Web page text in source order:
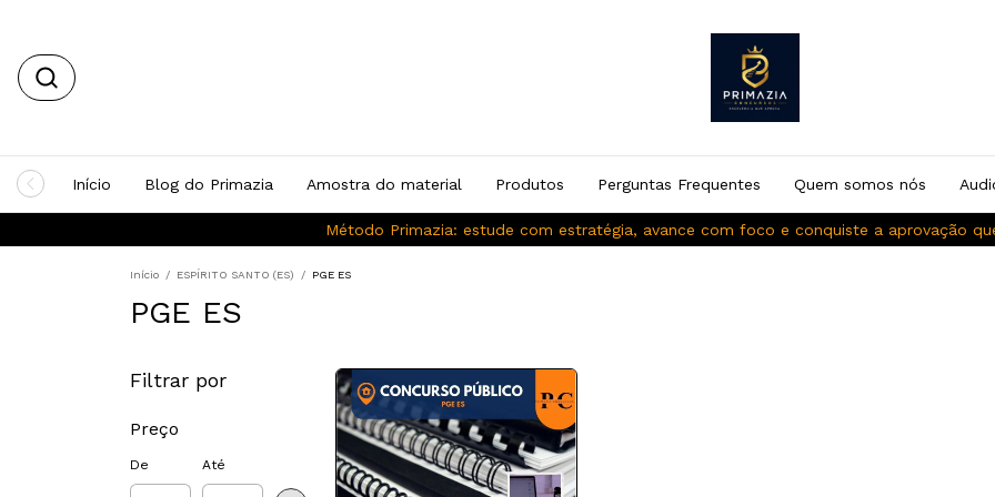
Método Primazia: estude com estratégia, avance com foco e conquiste a aprovação
Início Blog do Primazia Amostra do material Produtos Perguntas Frequentes Quem somos nós
Início / ESPÍRITO SANTO (ES) / PGE ES
PGE ES
Filtrar por
Preço
De Até